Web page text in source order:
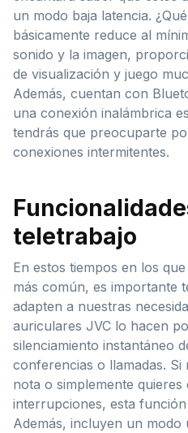
un modo baja latencia.
básicamente reduce al
sonido y la imagen,
de visualización y juego
Además, cuentan con
una conexión inalámbrica
tendrás que preocuparte
conexiones intermitentes.
teletrabajo
En estos tiempos en los
más común, es importante
adapten a nuestras
auriculares JVC lo hacen
silenciamiento instantáneo
conferencias o llamadas. Si
nota o simplemente quieres
interrupciones, esta
Además, incluyen un modo